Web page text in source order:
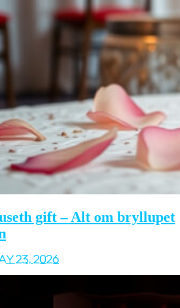
gift – Alt om bryllupet
23, 2026